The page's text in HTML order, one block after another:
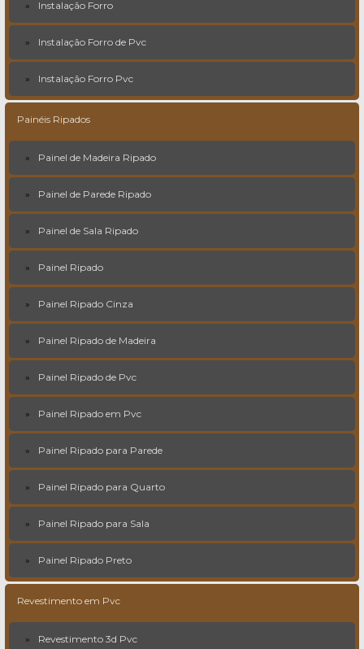
Instalação Forro
Instalação Forro de Pvc
Instalação Forro Pvc
Painéis Ripados
Painel de Madeira Ripado
Painel de Parede Ripado
Painel de Sala Ripado
Painel Ripado
Painel Ripado Cinza
Painel Ripado de Madeira
Painel Ripado de Pvc
Painel Ripado em Pvc
Painel Ripado para Parede
Painel Ripado para Quarto
Painel Ripado para Sala
Painel Ripado Preto
Revestimento em Pvc
Revestimento 3d Pvc